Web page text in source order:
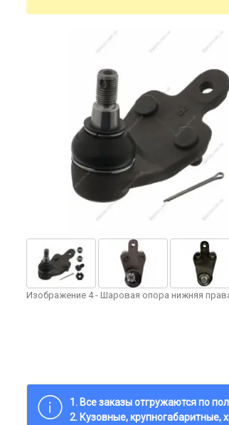
Изображение 4 - Шаровая опора нижняя
1. Все заказы отгружаются по
2. Кузовные, крупногабаритные,